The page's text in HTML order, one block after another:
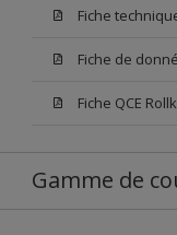
Fiche
Fiche de
Fiche QCE
Gamme de